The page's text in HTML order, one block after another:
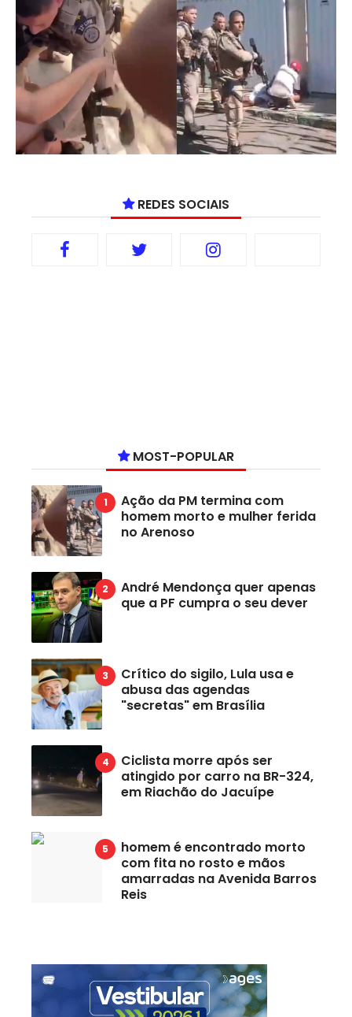
REDES SOCIAIS
MOST-POPULAR
Ação da PM termina com
homem morto e mulher ferida
no Arenoso
André Mendonça quer apenas
que a PF cumpra o seu dever
Crítico do sigilo, Lula usa e
abusa das agendas
"secretas" em Brasília
Ciclista morre após ser
atingido por carro na BR-324,
em Riachão do Jacuípe
homem é encontrado morto
com fita no rosto e mãos
amarradas na Avenida Barros
Reis